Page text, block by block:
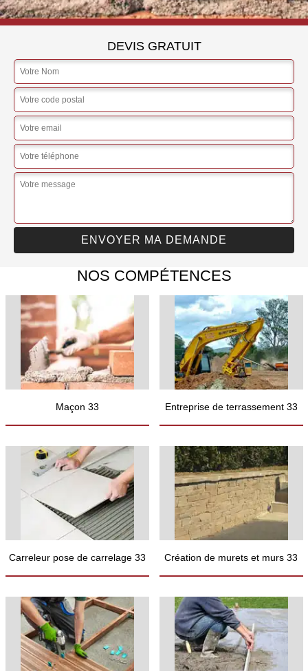
DEVIS GRATUIT
NOS COMPÉTENCES
Maçon 33 Entreprise de terrassement 33
Carreleur pose de carrelage 33 Création de murets et murs 33